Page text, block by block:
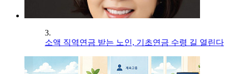
3.
소액 직역연금 받는 노인, 기초연금 수령 길 열린다